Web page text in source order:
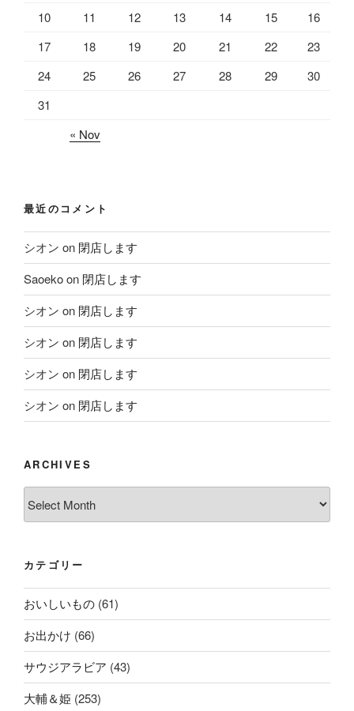
10
11 12 13 14 15
16
17
18 19 20 21 22
23
24
25 26 27 28 29
30
31
« Nov
最近のコメント
シオン on 閉店します
Saoekoon 閉店します
シオン on 閉店します
シオン on 閉店します
シオン on 閉店します
シオン on 閉店します
ARCHIVES
カテゴリー
おいしいもの (61)
お出かけ (66)
サウジアラビア (43)
大輔＆姫 (253)